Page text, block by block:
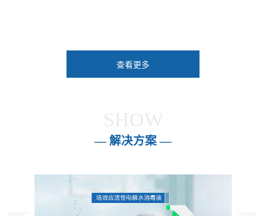
查看更多
— 解决方案 —